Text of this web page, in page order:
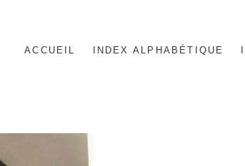
ACCUEIL INDEX ALPHABÉTIQUE